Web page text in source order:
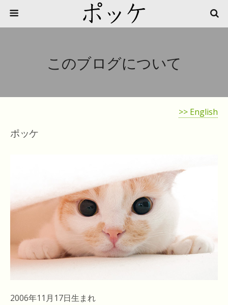
このブログについて
>> English
ポッケ
2006年11月17日生まれ